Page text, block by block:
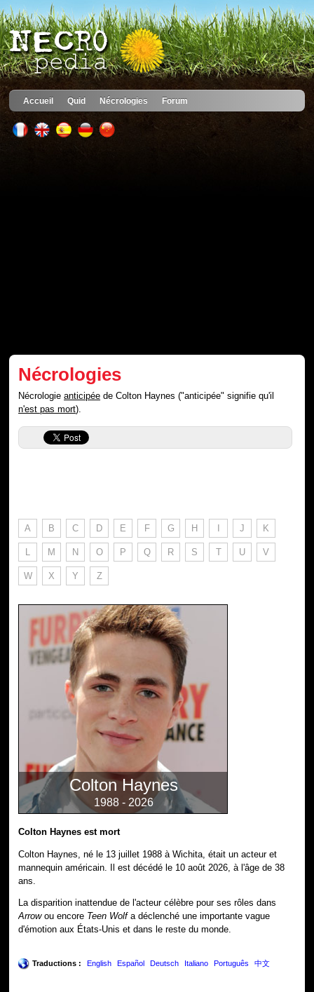
Accueil Quid Nécrologies Forum
Nécrologies
Nécrologieanticipée de Colton Haynes ("anticipée" signifie qu'il
n'est pas mort).
A B C D E F G H I J K
L M N O P Q R S T U V
W X Y Z
Colton Haynes
1988 - 2026
Colton Haynes est mort
Colton Haynes, né le 13 juillet 1988 à Wichita, était un acteur et
mannequin américain. Il est décédé le 10 août 2026, à l'âge de 38
ans.
La disparition inattendue de l'acteur célèbre pour ses rôles dans
Arrowou encore Teen Wolfa déclenché une importante vague
d'émotion aux États-Unis et dans le reste du monde.
Traductions : English Español Deutsch Italiano Português 中文